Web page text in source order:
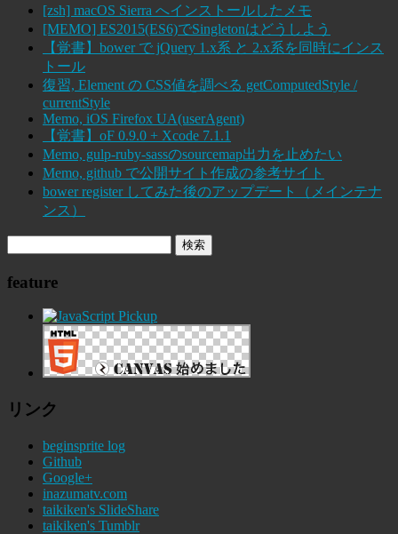
[zsh] macOS Sierra へインストールしたメモ
[MEMO] ES2015(ES6)でSingletonはどうしよう
【覚書】bower で jQuery 1.x系 と 2.x系を同時にインス
トール
復習, Element の CSS値を調べる getComputedStyle /
currentStyle
Memo, iOS Firefox UA(userAgent)
【覚書】oF 0.9.0 + Xcode 7.1.1
Memo, gulp-ruby-sassのsourcemap出力を止めたい
Memo, github で公開サイト作成の参考サイト
bower register してみた後のアップデート（メインテナ
ンス）
feature
リンク
beginsprite log
Github
Google+
inazumatv.com
taikiken's SlideShare
taikiken's Tumblr